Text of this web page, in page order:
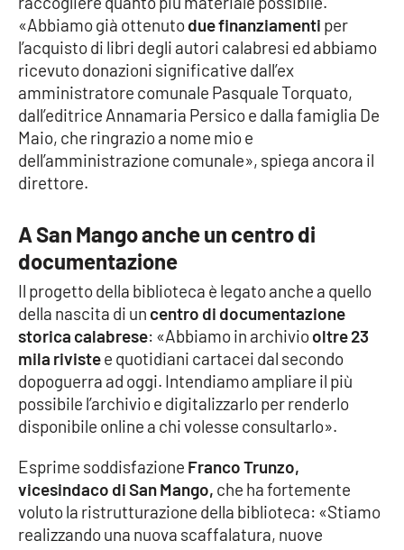
EDIZIONI
LOCALI
Catanzaro
Crotone
Reggio Calabria
Cosenza
Lamezia Terme
PROGETTI
SPECIALI
LA
CALABRIAVISIONE
«Abbiamo già ottenutodue finanziamenti per
l’acquisto di libri degli autori calabresi ed abbiamo
ricevuto donazioni significative dall’ex
amministratore comunale Pasquale Torquato,
dall’editrice Annamaria Persico e dalla famiglia De
Maio, che ringrazio a nome mio e
dell’amministrazione comunale», spiega ancora il
direttore.
A San Mango anche un centro di
documentazione
Il progetto della biblioteca è legato anche a quello
della nascita di un centro di documentazione
storica calabrese: «Abbiamo in archiviooltre 23
mila rivistee quotidiani cartacei dal secondo
dopoguerra ad oggi. Intendiamo ampliare il più
possibile l’archivio e digitalizzarlo per renderlo
disponibile online a chi volesse consultarlo».
Esprime soddisfazione Franco Trunzo,
vicesindaco di San Mango, che ha fortemente
voluto la ristrutturazione della biblioteca: «Stiamo
realizzando una nuova scaffalatura, nuove